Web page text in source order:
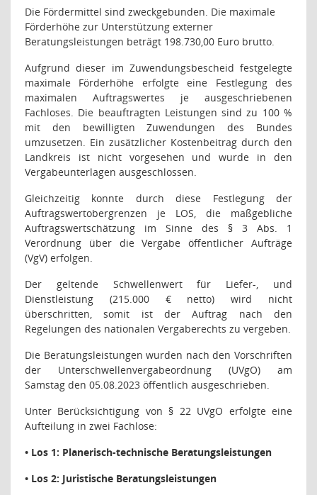
Die Fördermittel sind zweckgebunden. Die maximale
Förderhöhe zur Unterstützung externer
Beratungsleistungen beträgt 198.730,00 Euro brutto.
Aufgrund dieser im Zuwendungsbescheid festgelegte
maximale Förderhöhe erfolgte eine Festlegung des
maximalen Auftragswertes je ausgeschriebenen
Fachloses. Die beauftragten Leistungen sind zu 100 %
mit den bewilligten Zuwendungen des Bundes
umzusetzen. Ein zusätzlicher Kostenbeitrag durch den
Landkreis ist nicht vorgesehen und wurde in den
Vergabeunterlagen ausgeschlossen.
Gleichzeitig konnte durch diese Festlegung der
Auftragswertobergrenzen je LOS, die maßgebliche
Auftragswertschätzung im Sinne des § 3 Abs. 1
Verordnung über die Vergabe öffentlicher Aufträge
(VgV) erfolgen.
Der geltende Schwellenwert für Liefer-, und
Dienstleistung (215.000 € netto) wird nicht
überschritten, somit ist der Auftrag nach den
Regelungen des nationalen Vergaberechts zu vergeben.
Die Beratungsleistungen wurden nach den Vorschriften
der Unterschwellenvergabeordnung (UVgO) am
Samstag den 05.08.2023 öffentlich ausgeschrieben.
Unter Berücksichtigung von § 22 UVgO erfolgte eine
Aufteilung in zwei Fachlose:
• Los 1: Planerisch-technische Beratungsleistungen
• Los 2: Juristische Beratungsleistungen